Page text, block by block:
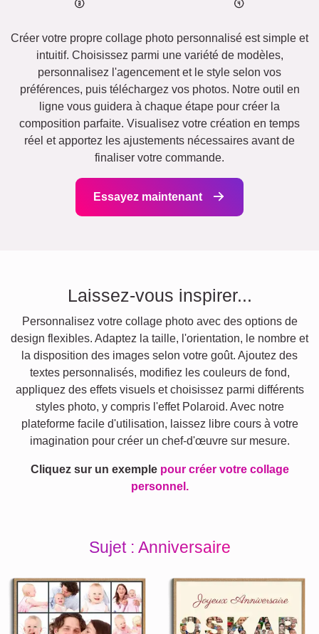
Créer votre propre collage photo personnalisé est simple et
intuitif. Choisissez parmi une variété de modèles,
personnalisez l'agencement et le style selon vos
préférences, puis téléchargez vos photos. Notre outil en
ligne vous guidera à chaque étape pour créer la
composition parfaite. Visualisez votre création en temps
réel et apportez les ajustements nécessaires avant de
finaliser votre commande.
Essayez maintenant
Laissez-vous inspirer...
Personnalisez votre collage photo avec des options de
design flexibles. Adaptez la taille, l'orientation, le nombre et
la disposition des images selon votre goût. Ajoutez des
textes personnalisés, modifiez les couleurs de fond,
appliquez des effets visuels et choisissez parmi différents
styles photo, y compris l'effet Polaroid. Avec notre
plateforme facile d'utilisation, laissez libre cours à votre
imagination pour créer un chef-d'œuvre sur mesure.
Cliquez sur un exemple pour créer votre collage
personnel.
Sujet : Anniversaire